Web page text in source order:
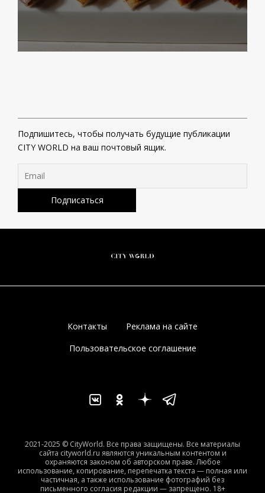
Подпишитесь, чтобы получать будущие публикации
CITY WORLD на ваш почтовый ящик.
Контакты
Реклама на сайте
Пользовательское соглашение
2021-2025 © CityWorld. Все права защищены. Все материалы
сайта cityworld.ru являются уникальным контентом и
охраняются законом об авторском праве. Любое
использование, копирование, перепечатка текста — полная или
частичная, а также использование фотографий без
письменного согласия редакции — запрещено. 18+